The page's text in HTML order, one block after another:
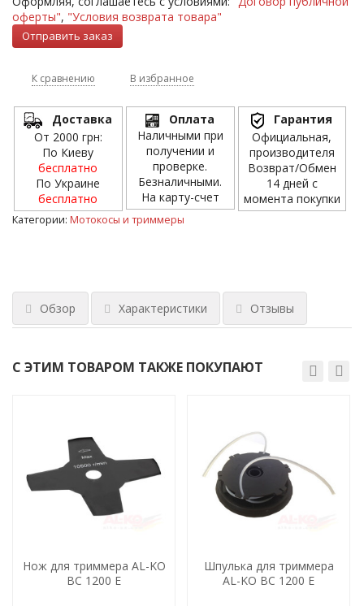
оферты", "Условия возврата товара"
К сравнению В избранное
Доставка
От 2000 грн:
По Киеву
бесплатно
По Украине
бесплатно
Оплата
Наличными при
получении и
проверке.
Безналичными.
На карту-счет
Гарантия
Официальная,
производителя
Возврат/Обмен
14 дней с
момента покупки
Категории: Мотокосы и триммеры
Обзор Характеристики Отзывы
С ЭТИМ ТОВАРОМ ТАКЖЕ ПОКУПАЮТ
Нож для триммера AL-KO
BC 1200 E
Шпулька для триммера
AL-KO BC 1200 E